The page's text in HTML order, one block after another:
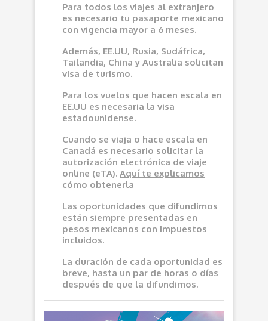
Para todos los viajes al extranjero
es necesario tu pasaporte mexicano
con vigencia mayor a 6 meses.
Además, EE.UU, Rusia, Sudáfrica,
Tailandia, China y Australia solicitan
visa de turismo.
Para los vuelos que hacen escala en
EE.UU es necesaria la visa
estadounidense.
Cuando se viaja o hace escala en
Canadá es necesario solicitar la
autorización electrónica de viaje
online (eTA). Aquí te explicamos
cómo obtenerla
Las oportunidades que difundimos
están siempre presentadas en
pesos mexicanos con impuestos
incluidos.
La duración de cada oportunidad es
breve, hasta un par de horas o días
después de que la difundimos.